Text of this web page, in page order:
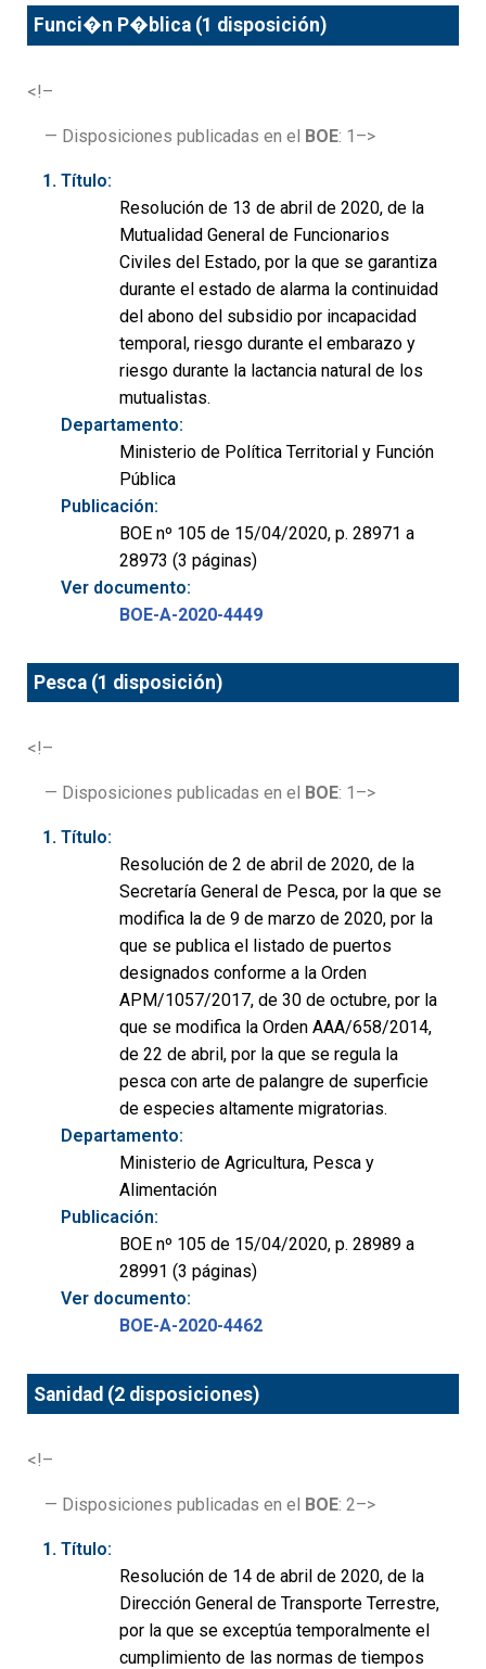
Funci�n P�blica (1 disposición)
<!–
— Disposiciones publicadas en el BOE: 1–>
Título:
Resolución de 13 de abril de 2020, de la
Mutualidad General de Funcionarios
Civiles del Estado, por la que se garantiza
durante el estado de alarma la continuidad
del abono del subsidio por incapacidad
temporal, riesgo durante el embarazo y
riesgo durante la lactancia natural de los
mutualistas.
Departamento:
Ministerio de Política Territorial y Función
Pública
Publicación:
BOE nº 105 de 15/04/2020, p. 28971 a
28973 (3 páginas)
Ver documento:
BOE-A-2020-4449
Pesca (1 disposición)
<!–
— Disposiciones publicadas en el BOE: 1–>
Título:
Resolución de 2 de abril de 2020, de la
Secretaría General de Pesca, por la que se
modifica la de 9 de marzo de 2020, por la
que se publica el listado de puertos
designados conforme a la Orden
APM/1057/2017, de 30 de octubre, por la
que se modifica la Orden AAA/658/2014,
de 22 de abril, por la que se regula la
pesca con arte de palangre de superficie
de especies altamente migratorias.
Departamento:
Ministerio de Agricultura, Pesca y
Alimentación
Publicación:
BOE nº 105 de 15/04/2020, p. 28989 a
28991 (3 páginas)
Ver documento:
BOE-A-2020-4462
Sanidad (2 disposiciones)
<!–
— Disposiciones publicadas en el BOE: 2–>
Título:
Resolución de 14 de abril de 2020, de la
Dirección General de Transporte Terrestre,
por la que se exceptúa temporalmente el
cumplimiento de las normas de tiempos